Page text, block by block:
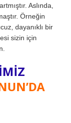
Aslında,
Örneğin
dayanıklı bir
sizin için